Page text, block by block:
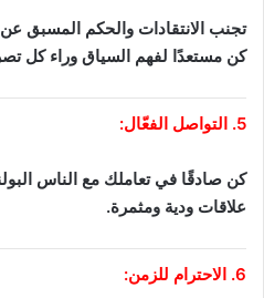
تجنب الانتقادات والحكم المسبق عن
كن مستعدًا لفهم السياق وراء كل
5. التواصل الفعّال:
كن صادقًا في تعاملك مع الناس
علاقات ودية ومثمرة.
6. الاحترام للزمن: